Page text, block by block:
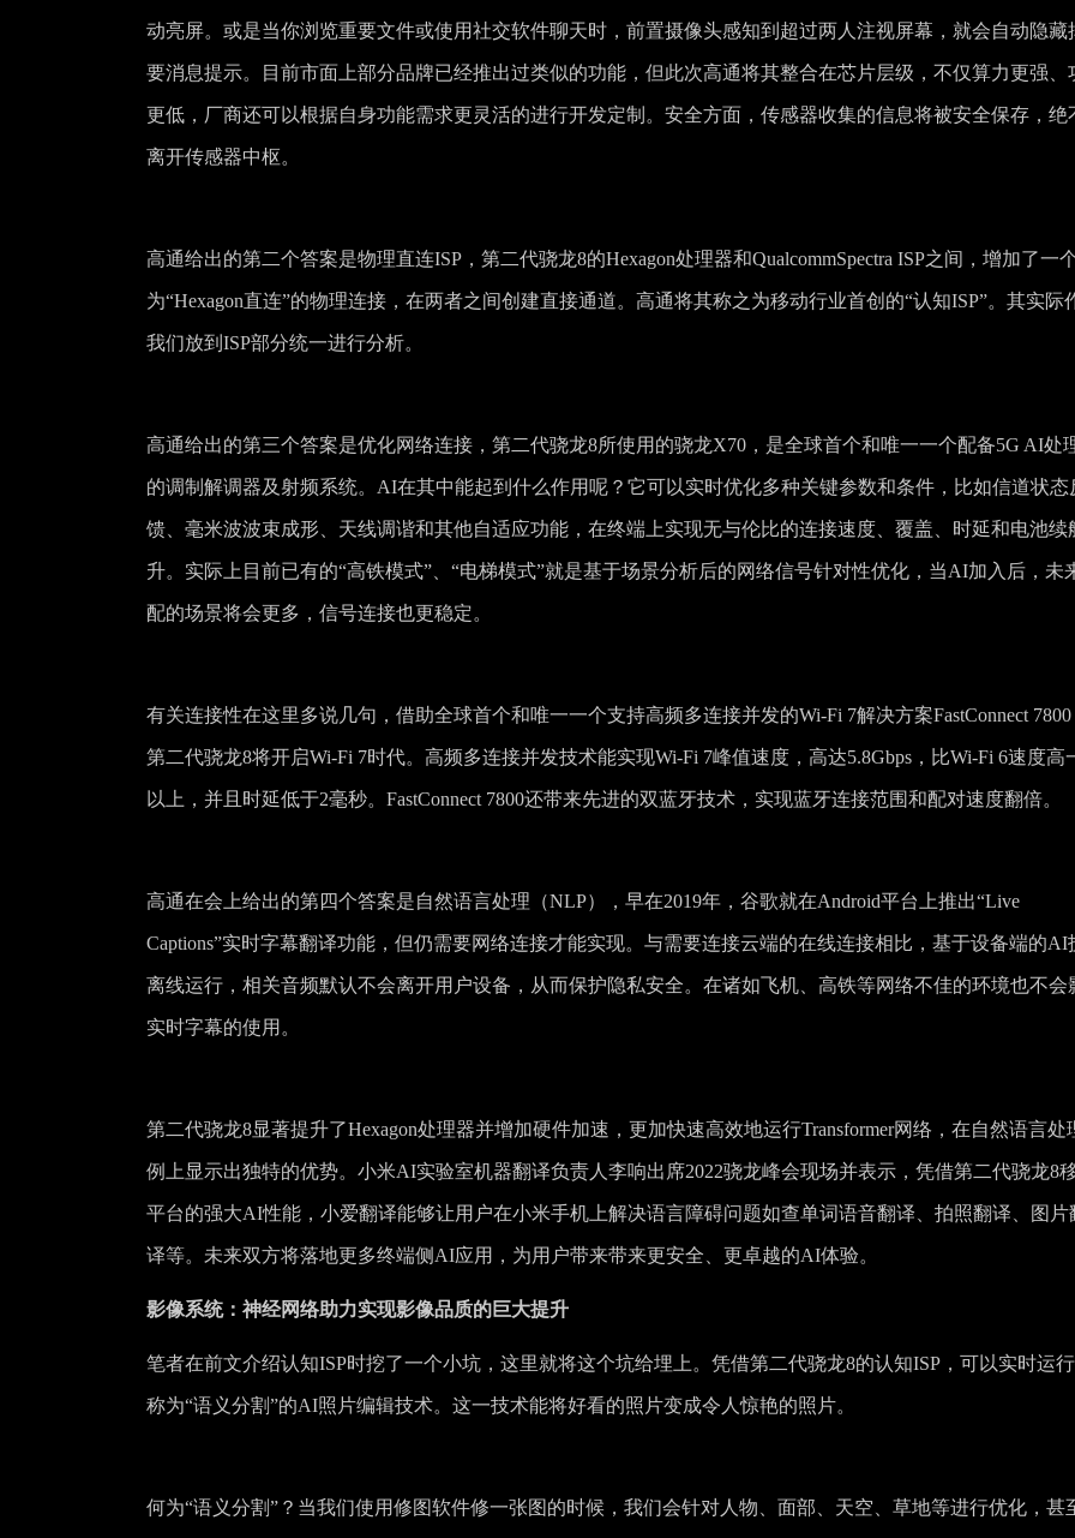
动亮屏。或是当你浏览重要文件或使用社交软件聊天时，前置摄像头感知到超过两人注视屏幕，就会自动隐藏
要消息提示。目前市面上部分品牌已经推出过类似的功能，但此次高通将其整合在芯片层级，不仅算力更强、
更低，厂商还可以根据自身功能需求更灵活的进行开发定制。安全方面，传感器收集的信息将被安全保存，绝
离开传感器中枢。
高通给出的第二个答案是物理直连ISP，第二代骁龙8的Hexagon处理器和QualcommSpectra ISP之间，增加了一
为“Hexagon直连”的物理连接，在两者之间创建直接通道。高通将其称之为移动行业首创的“认知ISP”。其实际
我们放到ISP部分统一进行分析。
高通给出的第三个答案是优化网络连接，第二代骁龙8所使用的骁龙X70，是全球首个和唯一一个配备5G AI处
的调制解调器及射频系统。AI在其中能起到什么作用呢？它可以实时优化多种关键参数和条件，比如信道状态
馈、毫米波波束成形、天线调谐和其他自适应功能，在终端上实现无与伦比的连接速度、覆盖、时延和电池续
升。实际上目前已有的“高铁模式”、“电梯模式”就是基于场景分析后的网络信号针对性优化，当AI加入后，未
配的场景将会更多，信号连接也更稳定。
有关连接性在这里多说几句，借助全球首个和唯一一个支持高频多连接并发的Wi-Fi 7解决方案FastConnect 7800
第二代骁龙8将开启Wi-Fi 7时代。高频多连接并发技术能实现Wi-Fi 7峰值速度，高达5.8Gbps，比Wi-Fi 6速度高
以上，并且时延低于2毫秒。FastConnect 7800还带来先进的双蓝牙技术，实现蓝牙连接范围和配对速度翻倍。
高通在会上给出的第四个答案是自然语言处理（NLP），早在2019年，谷歌就在Android平台上推出“Live
Captions”实时字幕翻译功能，但仍需要网络连接才能实现。与需要连接云端的在线连接相比，基于设备端的AI
离线运行，相关音频默认不会离开用户设备，从而保护隐私安全。在诸如飞机、高铁等网络不佳的环境也不会
实时字幕的使用。
第二代骁龙8显著提升了Hexagon处理器并增加硬件加速，更加快速高效地运行Transformer网络，在自然语言处
例上显示出独特的优势。小米AI实验室机器翻译负责人李响出席2022骁龙峰会现场并表示，凭借第二代骁龙8
平台的强大AI性能，小爱翻译能够让用户在小米手机上解决语言障碍问题如查单词语音翻译、拍照翻译、图片
译等。未来双方将落地更多终端侧AI应用，为用户带来带来更安全、更卓越的AI体验。
影像系统：神经网络助力实现影像品质的巨大提升
笔者在前文介绍认知ISP时挖了一个小坑，这里就将这个坑给埋上。凭借第二代骁龙8的认知ISP，可以实时运
称为“语义分割”的AI照片编辑技术。这一技术能将好看的照片变成令人惊艳的照片。
何为“语义分割”？当我们使用修图软件修一张图的时候，我们会针对人物、面部、天空、草地等进行优化，甚